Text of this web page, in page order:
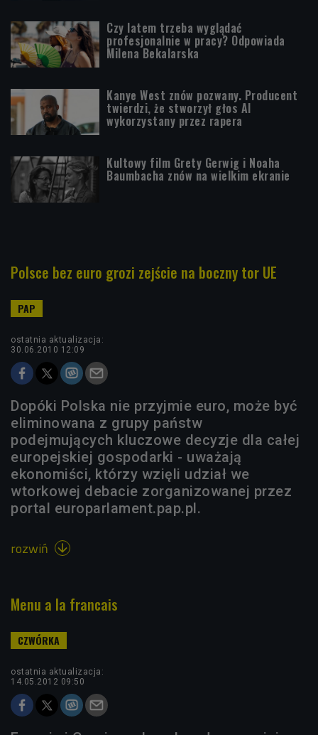
Czy latem trzeba wyglądać
profesjonalnie w pracy? Odpowiada
Milena Bekalarska
Kanye West znów pozwany. Producent
twierdzi, że stworzył głos AI
wykorzystany przez rapera
Kultowy film Grety Gerwig i Noaha
Baumbacha znów na wielkim ekranie
Polsce bez euro grozi zejście na boczny tor UE
ostatnia aktualizacja:
30.06.2010 12:09
Dopóki Polska nie przyjmie euro, może być
eliminowana z grupy państw
podejmujących kluczowe decyzje dla całej
europejskiej gospodarki - uważają
ekonomiści, którzy wzięli udział we
wtorkowej debacie zorganizowanej przez
portal europarlament.pap.pl.
rozwiń 
Menu a la francais
ostatnia aktualizacja:
14.05.2012 09:50